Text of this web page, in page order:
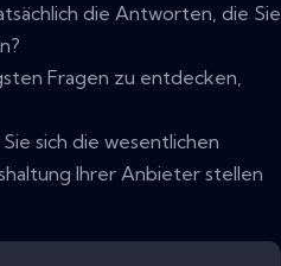
die Antworten, die Sie
Fragen zu entdecken,
sich die wesentlichen
Ihrer Anbieter stellen